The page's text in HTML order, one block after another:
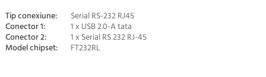
Tip conexiune: Serial RS-232 RJ45
Conector 1: 1 x USB 2.0-A tata
Conector 2: 1 x Serial RS 232 RJ-45
Model chipset: FT232RL